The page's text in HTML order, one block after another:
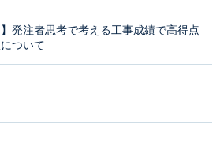
】発注者思考で考える工事成績で高得点
ついて